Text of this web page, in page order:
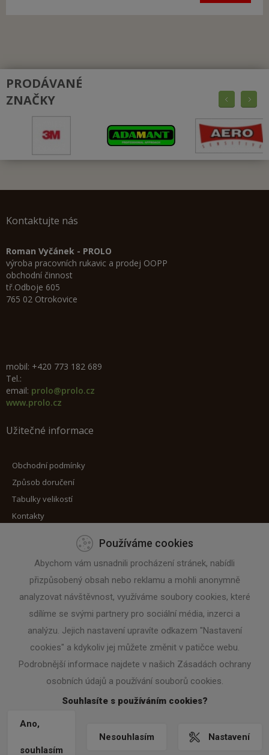
PRODÁVANÉ
ZNAČKY
Kontaktujte nás
Roman Vyčánek - PROLO
výroba pracovních rukavic a prodej OOPP
obchodní činnost
tř.Odboje 605
765 02 Otrokovice
mobil: +420 773 182 689
Tel.:
email: prolo@prolo.cz
www.prolo.cz
Užitečné informace
Obchodní podmínky
Způsob doručení
Tabulky velikostí
Kontakty
Máte zájem o zaslání novinek?
Zadejte svoji e-mailovou adresu
NASTAVENÍ COOKIES|VRÁCENÍ ZBOŽÍ / ODSTOUPENÍ
Používáme cookies
Abychom vám usnadnili procházení stránek, nabídli
přizpůsobený obsah nebo reklamu a mohli anonymně
analyzovat návštěvnost, využíváme soubory cookies, které
sdílíme se svými partnery pro sociální média, inzerci a
analýzu. Jejich nastavení upravíte odkazem "Nastavení
cookies" a kdykoliv jej můžete změnit v patičce webu.
Podrobnější informace najdete v našich Zásadách ochrany
osobních údajů a používání souborů cookies.
Souhlasíte s používáním cookies?
Ano,
souhlasím
Nesouhlasím Nastavení